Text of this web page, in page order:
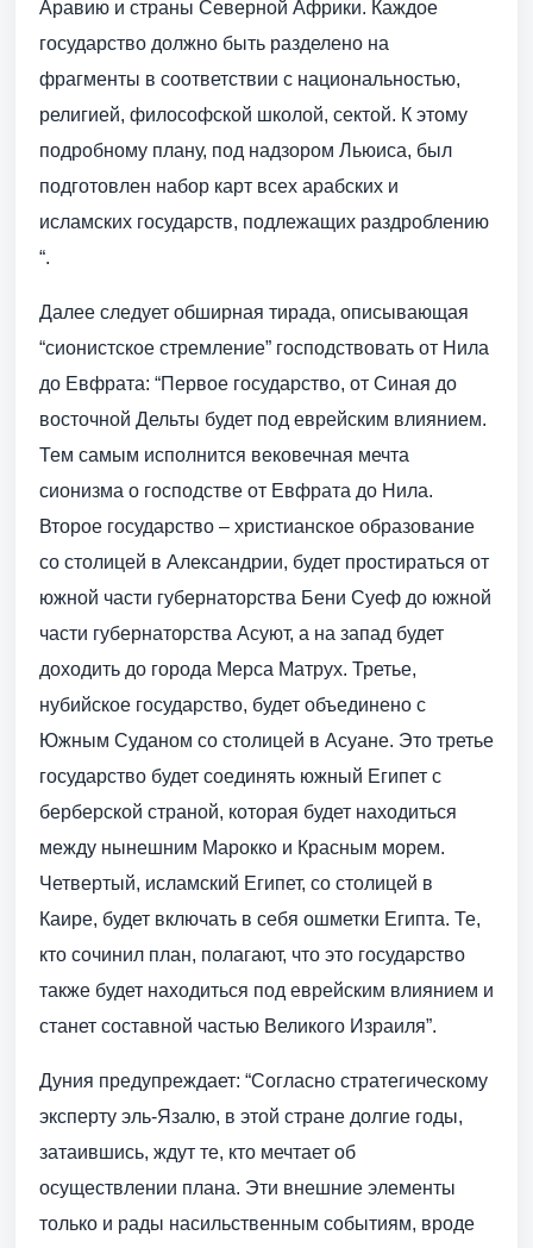
Аравию и страны Северной Африки. Каждое
государство должно быть разделено на
фрагменты в соответствии с национальностью,
религией, философской школой, сектой. К этому
подробному плану, под надзором Льюиса, был
подготовлен набор карт всех арабских и
исламских государств, подлежащих раздроблению
“.
Далее следует обширная тирада, описывающая
“сионистское стремление” господствовать от Нила
до Евфрата: “Первое государство, от Синая до
восточной Дельты будет под еврейским влиянием.
Тем самым исполнится вековечная мечта
сионизма о господстве от Евфрата до Нила.
Второе государство – христианское образование
со столицей в Александрии, будет простираться от
южной части губернаторства Бени Суеф до южной
части губернаторства Асуют, а на запад будет
доходить до города Мерса Матрух. Третье,
нубийское государство, будет объединено с
Южным Суданом со столицей в Асуане. Это третье
государство будет соединять южный Египет с
берберской страной, которая будет находиться
между нынешним Марокко и Красным морем.
Четвертый, исламский Египет, со столицей в
Каире, будет включать в себя ошметки Египта. Те,
кто сочинил план, полагают, что это государство
также будет находиться под еврейским влиянием и
станет составной частью Великого Израиля”.
Дуния предупреждает: “Согласно стратегическому
эксперту эль-Язалю, в этой стране долгие годы,
затаившись, ждут те, кто мечтает об
осуществлении плана. Эти внешние элементы
только и рады насильственным событиям, вроде